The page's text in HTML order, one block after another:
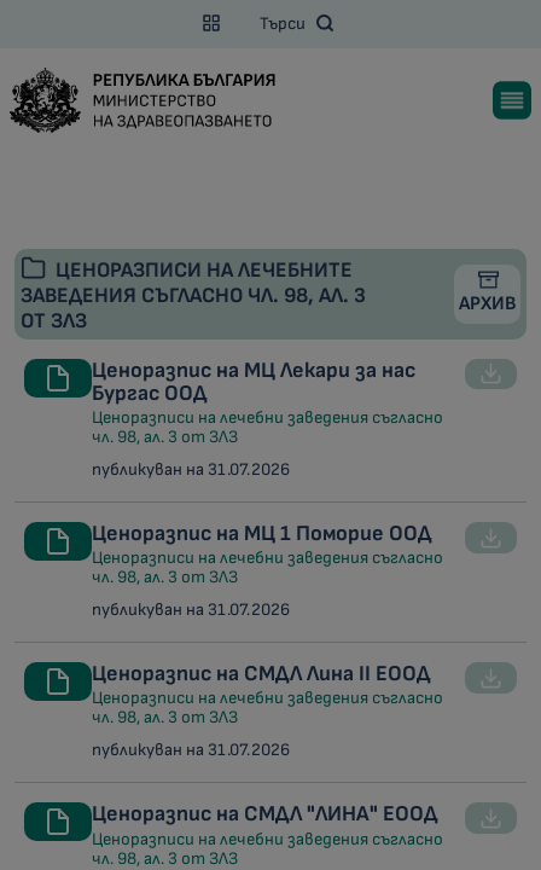
Търси
ЦЕНОРАЗПИСИ НА ЛЕЧЕБНИТЕ
ЗАВЕДЕНИЯ СЪГЛАСНО ЧЛ. 98, АЛ. 3
ОТ ЗЛЗ
АРХИВ
Ценоразпис на МЦ Лекари за нас
Бургас ООД
Ценоразписи на лечебни заведения съгласно
чл. 98, ал. 3 от ЗЛЗ
публикуван на 31.07.2026
Ценоразпис на МЦ 1 Поморие ООД
Ценоразписи на лечебни заведения съгласно
чл. 98, ал. 3 от ЗЛЗ
публикуван на 31.07.2026
Ценоразпис на СМДЛ Лина II ЕООД
Ценоразписи на лечебни заведения съгласно
чл. 98, ал. 3 от ЗЛЗ
публикуван на 31.07.2026
Ценоразпис на СМДЛ "ЛИНА" ЕООД
Ценоразписи на лечебни заведения съгласно
чл. 98, ал. 3 от ЗЛЗ